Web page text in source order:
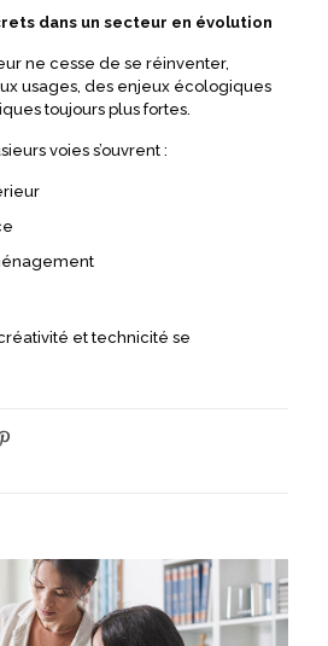
dans un secteur en évolution
ne cesse de se réinventer,
usages, des enjeux écologiques
toujours plus fortes.
voies s’ouvrent :
et technicité se